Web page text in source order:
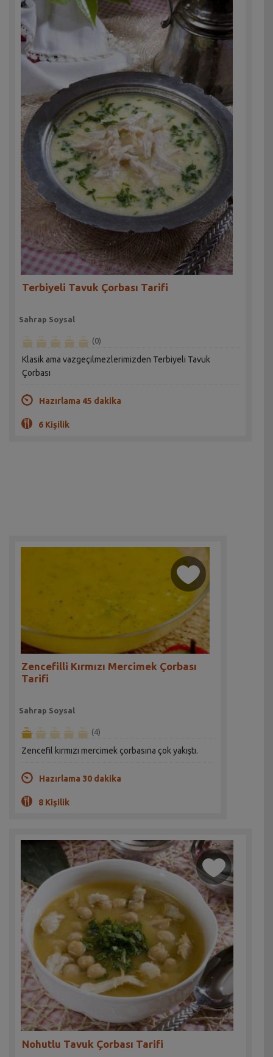
Terbiyeli Tavuk Çorbası Tarifi
Sahrap Soysal
(0)
Klasik ama vazgeçilmezlerimizden Terbiyeli Tavuk
Çorbası
Hazırlama 45 dakika
6 Kişilik
Zencefilli Kırmızı Mercimek Çorbası
Tarifi
Sahrap Soysal
(4)
Zencefil kırmızı mercimek çorbasına çok yakıştı.
Hazırlama 30 dakika
8 Kişilik
Nohutlu Tavuk Çorbası Tarifi